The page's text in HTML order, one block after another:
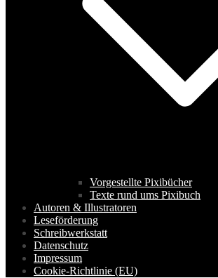
Vorgestellte Pixibücher
Texte rund ums Pixibuch
Autoren & Illustratoren
Leseförderung
Schreibwerkstatt
Datenschutz
Impressum
Cookie-Richtlinie (EU)